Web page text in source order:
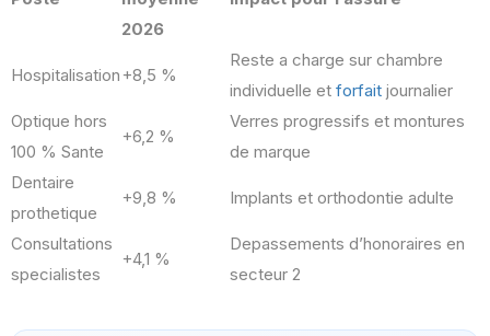
2026
Hospitalisation +8,5 %
Reste a charge sur chambre
individuelle et forfait journalier
Optique hors
100 % Sante
+6,2 %
Verres progressifs et montures
de marque
Dentaire
prothetique
+9,8 % Implants et orthodontie adulte
Consultations
specialistes
+4,1 %
Depassements d’honoraires en
secteur 2